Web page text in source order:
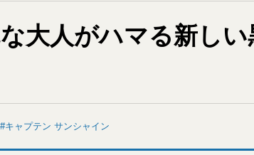
大人がハマる新し
キャプテン サンシャイン